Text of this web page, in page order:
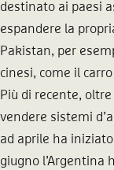
destinato ai paesi
espandere la
Pakistan, per
cinesi, come il
Più di recente,
vendere sistemi
ad aprile ha
giugno l’Argentina